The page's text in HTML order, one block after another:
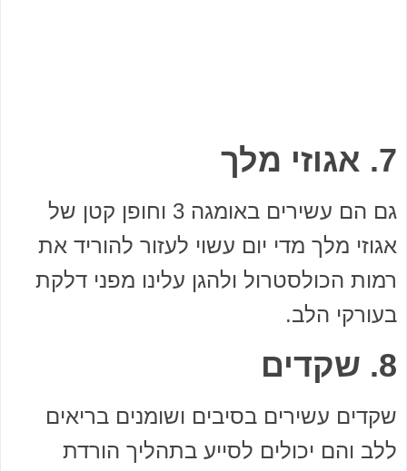
7. אגוזי מלך
גם הם עשירים באומגה 3 וחופן קטן של
אגוזי מלך מדי יום עשוי לעזור להוריד את
רמות הכולסטרול ולהגן עלינו מפני דלקת
בעורקי הלב.
8. שקדים
שקדים עשירים בסיבים ושומנים בריאים
ללב והם יכולים לסייע בתהליך הורדת